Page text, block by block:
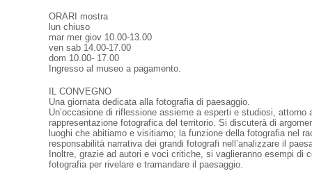
ORARI mostra
lun chiuso
mar mer giov 10.00-13.00
ven sab 14.00-17.00
dom 10.00- 17.00
Ingresso al museo a pagamento.
IL CONVEGNO
Una giornata dedicata alla fotografia di paesaggio.
Un’occasione di riflessione assieme a esperti e studiosi,
rappresentazione fotografica del territorio. Si discuterà di
luoghi che abitiamo e visitiamo; la funzione della fotografia nel
responsabilità narrativa dei grandi fotografi nell’analizzare il
Inoltre, grazie ad autori e voci critiche, si vaglieranno esempi di
fotografia per rivelare e tramandare il paesaggio.